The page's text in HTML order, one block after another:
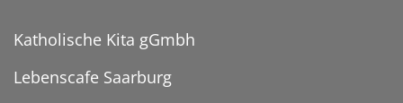
Katholische Kita gGmbh
Lebenscafe Saarburg